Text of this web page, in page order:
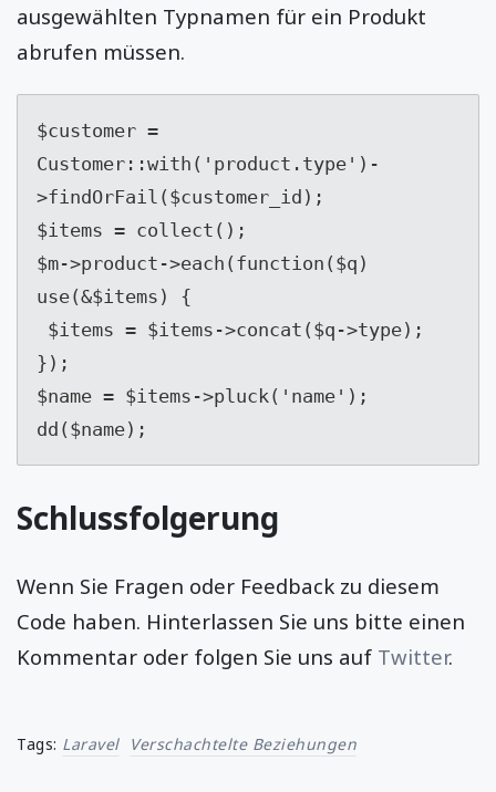
ausgewählten Typnamen für ein Produkt
abrufen müssen.
$customer =
Customer::with('product.type')-
>findOrFail($customer_id);
$items = collect();
$m->product->each(function($q)
use(&$items) {
});
$name = $items->pluck('name');
dd($name);
Schlussfolgerung
Wenn Sie Fragen oder Feedback zu diesem
Code haben. Hinterlassen Sie uns bitte einen
Kommentar oder folgen Sie uns auf Twitter.
Tags: Laravel Verschachtelte Beziehungen